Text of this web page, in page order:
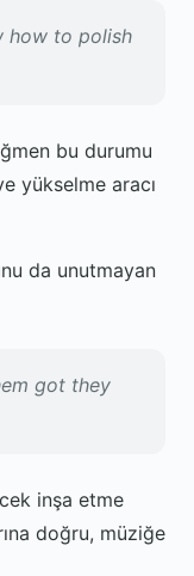
how to polish
bu durumu
yükselme aracı
da unutmayan
got they
inşa etme
doğru, müziğe